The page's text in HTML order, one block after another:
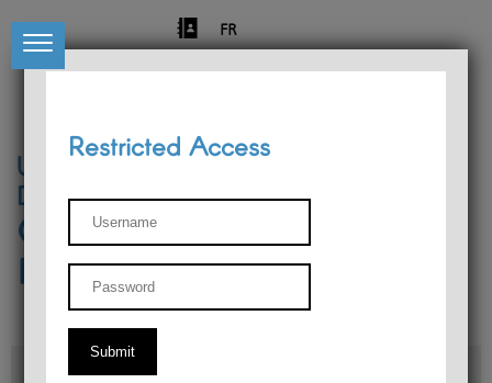
FR
University of Liège
Départment of Philosophy
Center for Phenomenological
Research
Access & maps
Restricted Access